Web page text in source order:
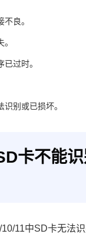
良。
过时。
别或已损坏。
卡不能识
11中SD卡无法